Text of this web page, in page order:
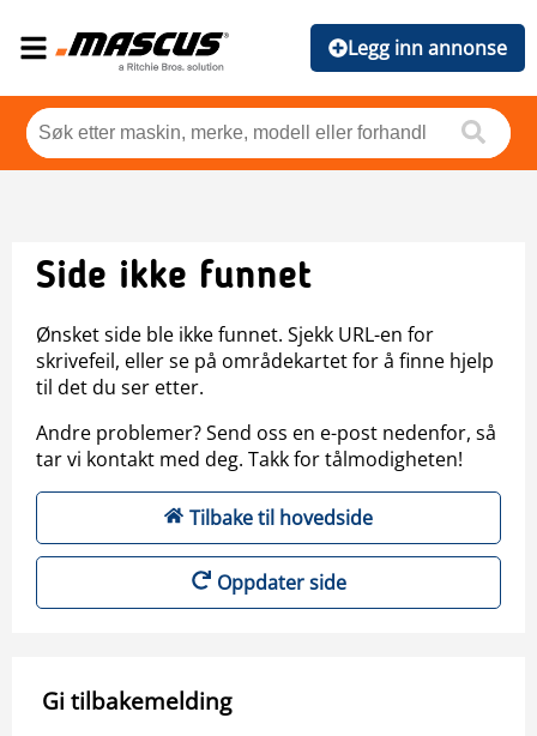
Legg inn annonse
Side ikke funnet
Ønsket side ble ikke funnet. Sjekk URL-en for
skrivefeil, eller se på områdekartet for å finne hjelp
til det du ser etter.
Andre problemer? Send oss en e-post nedenfor, så
tar vi kontakt med deg. Takk for tålmodigheten!
Tilbake til hovedside
Oppdater side
Gi tilbakemelding